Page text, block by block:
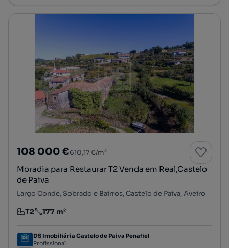
108 000 €610,17 €/m²
Moradia para Restaurar T2 Venda em Real,Castelo
de Paiva
Largo Conde, Sobrado e Bairros, Castelo de Paiva, Aveiro
Tipologia
T2
Preço por metro quadrado
177 m²
DS Imobiliária Castelo de Paiva Penafiel
Profissional